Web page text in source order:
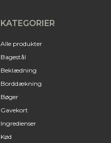
KATEGORIER
Alle produkter
Bagestål
Beklædning
Borddækning
Bøger
Gavekort
Ingredienser
Kød